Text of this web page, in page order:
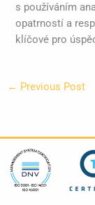
s používáním
opatrností a
klíčové pro
← Previous Post